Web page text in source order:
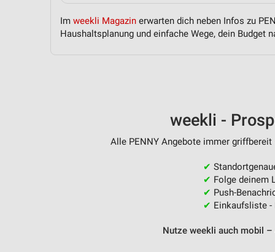
Im weekli Magazin erwarten dich neben Infos zu
Haushaltsplanung und einfache Wege, dein Budget
weekli -
Alle PENNY Angebote immer
✔
✔ Folge deinem
✔ Push-
✔ Einkaufsliste -
Nutze weekli auch mobil –
Verwendung reduzierter Daten zur Auswahl von Inhalten
IAB-Besonderheiten:
Geräte anhand von aktiv angeforderten Informationen